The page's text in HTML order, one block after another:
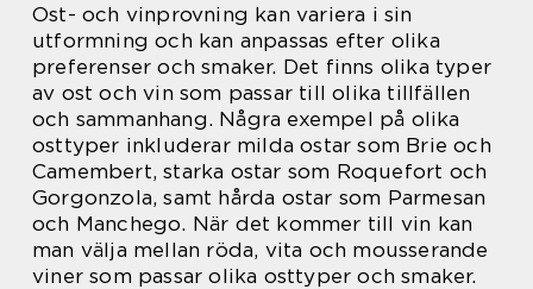
Ost- och vinprovning kan variera i sin
utformning och kan anpassas efter olika
preferenser och smaker. Det finns olika typer
av ost och vin som passar till olika tillfällen
och sammanhang. Några exempel på olika
osttyper inkluderar milda ostar som Brie och
Camembert, starka ostar som Roquefort och
Gorgonzola, samt hårda ostar som Parmesan
och Manchego. När det kommer till vin kan
man välja mellan röda, vita och mousserande
viner som passar olika osttyper och smaker.